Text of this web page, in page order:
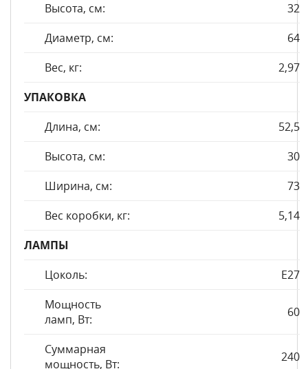
Высота, см:
32
Диаметр, см:
64
Вес, кг:
2,97
УПАКОВКА
Длина, см:
52,5
Высота, см:
30
Ширина, см:
73
Вес коробки, кг:
5,14
ЛАМПЫ
Цоколь:
E27
Мощность
ламп, Вт:
60
Суммарная
мощность, Вт:
240